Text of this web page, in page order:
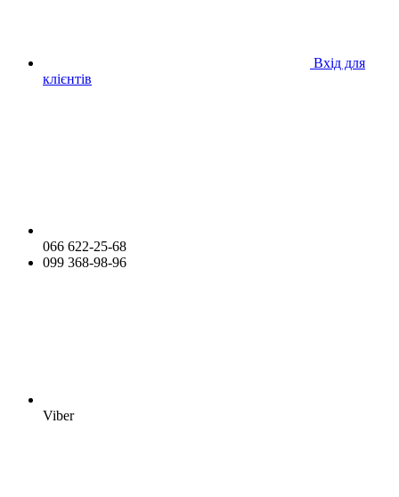
Вхід для
клієнтів
066 622-25-68
099 368-98-96
Viber